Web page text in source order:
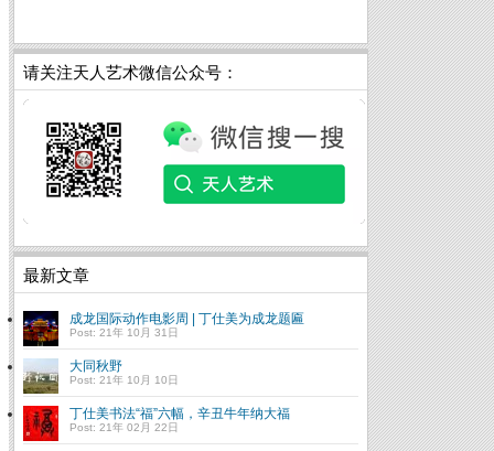
请关注天人艺术微信公众号：
最新文章
成龙国际动作电影周 | 丁仕美为成龙题匾
Post: 21年 10月 31日
大同秋野
Post: 21年 10月 10日
丁仕美书法“福”六幅，辛丑牛年纳大福
Post: 21年 02月 22日